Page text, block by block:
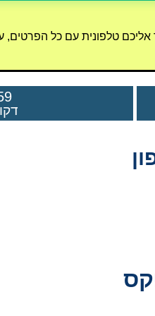
אליכם טלפונית עם כל